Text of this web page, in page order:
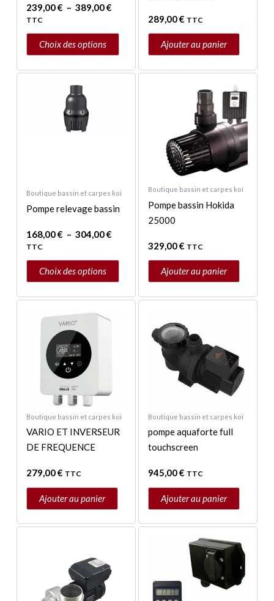
239,00€ – 389,00€
TTC
Choix des options
sur
la
page
du
289,00€ TTC
Ajouter au panier
Boutique bassin et carpes koï
Pompe relevage bassin
168,00€ – 304,00€
Plage
TTC
Choix des options
choisies
sur
la
page
du
Boutique bassin et carpes koï
Pompe bassin Hokida
25000
329,00€ TTC
Ajouter au panier
Boutique bassin et carpes koï
VARIO ET INVERSEUR
DE FREQUENCE
279,00€ TTC
Ajouter au panier
Boutique bassin et carpes koï
pompe aquaforte full
touchscreen
945,00€ TTC
Ajouter au panier